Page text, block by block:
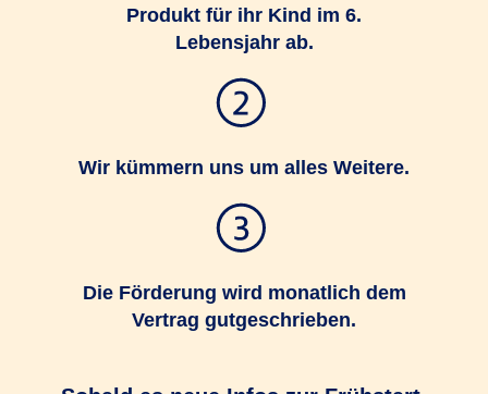
Produkt für ihr Kind im 6.
Lebensjahr ab.
Wir kümmern uns um alles Weitere.
Die Förderung wird monatlich dem
Vertrag gutgeschrieben.